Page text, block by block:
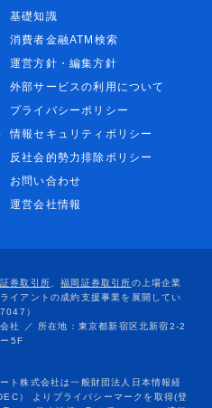
基礎知識
消費者金融ATM検索
運営方針・編集方針
外部サービスの利用について
プライバシーポリシー
情報セキュリティポリシー
反社会的勢力排除ポリシー
お問い合わせ
運営会社情報